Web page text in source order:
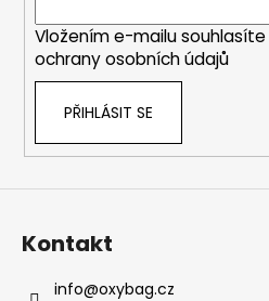
Vložením e-mailu souhlasíte
ochrany osobních údajů
PŘIHLÁSIT SE
Kontakt
info@oxybag.cz